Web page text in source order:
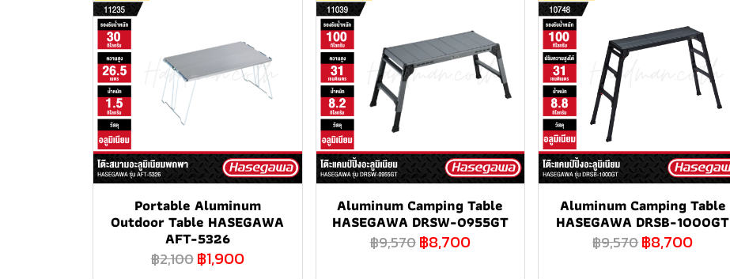
Portable Aluminum
Outdoor Table HASEGAWA
AFT-5326
฿2,100฿1,900
Aluminum Camping Table
HASEGAWA DRSW-0955GT
฿9,570฿8,700
Aluminum Camping Table
HASEGAWA DRSB-1000GT
฿9,570฿8,700